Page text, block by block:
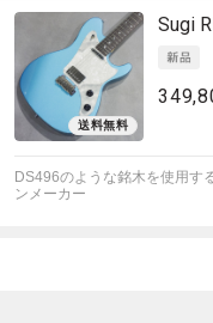
Sugi
DS496のような銘木を使用す
ンメーカー